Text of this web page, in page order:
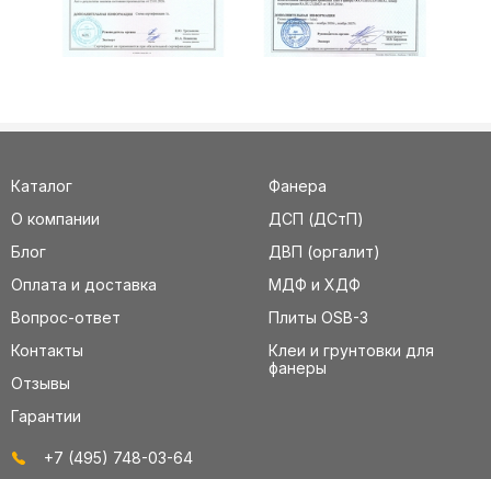
Каталог
О компании
Блог
Оплата и доставка
Вопрос-ответ
Контакты
Отзывы
Гарантии
Фанера
ДСП (ДСтП)
ДВП (оргалит)
МДФ и ХДФ
Плиты OSB-3
Клеи и грунтовки для
фанеры
+7 (495) 748-03-64